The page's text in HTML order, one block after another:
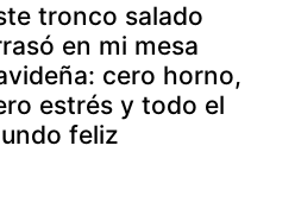
tronco salado
en mi mesa
cero horno,
estrés y todo el
feliz